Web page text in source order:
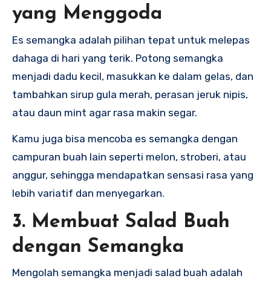
yang Menggoda
Es semangka adalah pilihan tepat untuk melepas
dahaga di hari yang terik. Potong semangka
menjadi dadu kecil, masukkan ke dalam gelas, dan
tambahkan sirup gula merah, perasan jeruk nipis,
atau daun mint agar rasa makin segar.
Kamu juga bisa mencoba es semangka dengan
campuran buah lain seperti melon, stroberi, atau
anggur, sehingga mendapatkan sensasi rasa yang
lebih variatif dan menyegarkan.
3. Membuat Salad Buah
dengan Semangka
Mengolah semangka menjadi salad buah adalah